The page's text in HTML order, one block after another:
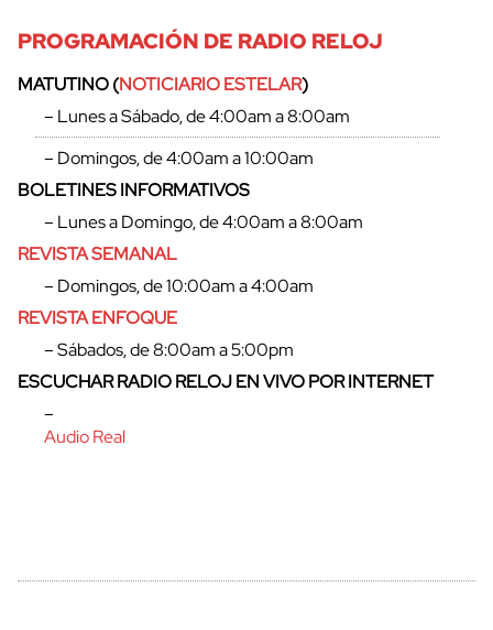
cerrar
PROGRAMACIÓN DE RADIO RELOJ
MATUTINO (NOTICIARIO ESTELAR)
– Lunes a Sábado, de 4:00am a 8:00am
– Domingos, de 4:00am a 10:00am
BOLETINES INFORMATIVOS
– Lunes a Domingo, de 4:00am a 8:00am
REVISTA SEMANAL
– Domingos, de 10:00am a 4:00am
REVISTA ENFOQUE
– Sábados, de 8:00am a 5:00pm
ESCUCHAR RADIO RELOJ EN VIVO POR INTERNET
–
Audio Real